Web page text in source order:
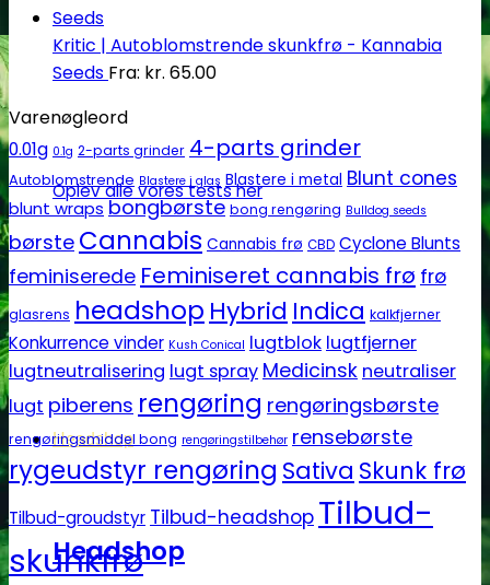
Oplev alle vores tests her
Headshop
Headshop
Kritic | Autoblomstrende skunkfrø - Kannabia
Seeds Fra: kr. 65.00
Varenøgleord
0.01g 0.1g 2-parts grinder 4-parts grinder
Autoblomstrende Blastere i glas Blastere i metal Blunt cones
blunt wraps bongbørste bong rengøring Bulldog seeds
børste Cannabis Cannabis frø CBD Cyclone Blunts
feminiserede Feminiseret cannabis frø frø
glasrens headshop Hybrid Indica kalkfjerner
Konkurrence vinder Kush Conical lugtblok lugtfjerner
lugtneutralisering lugt spray Medicinsk neutraliser
lugt piberens rengøring rengøringsbørste
rengøringsmiddel bong rengøringstilbehør rensebørste
rygeudstyr rengøring Sativa Skunk frø
Tilbud-groudstyr Tilbud-headshop Tilbud-
skunkfrø